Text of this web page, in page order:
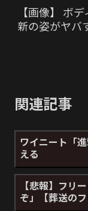
【画像】 ボ
新の姿がヤバ
関連記事
ワイニート「
える
【悲報】フリ
ぞ」【葬送のフ